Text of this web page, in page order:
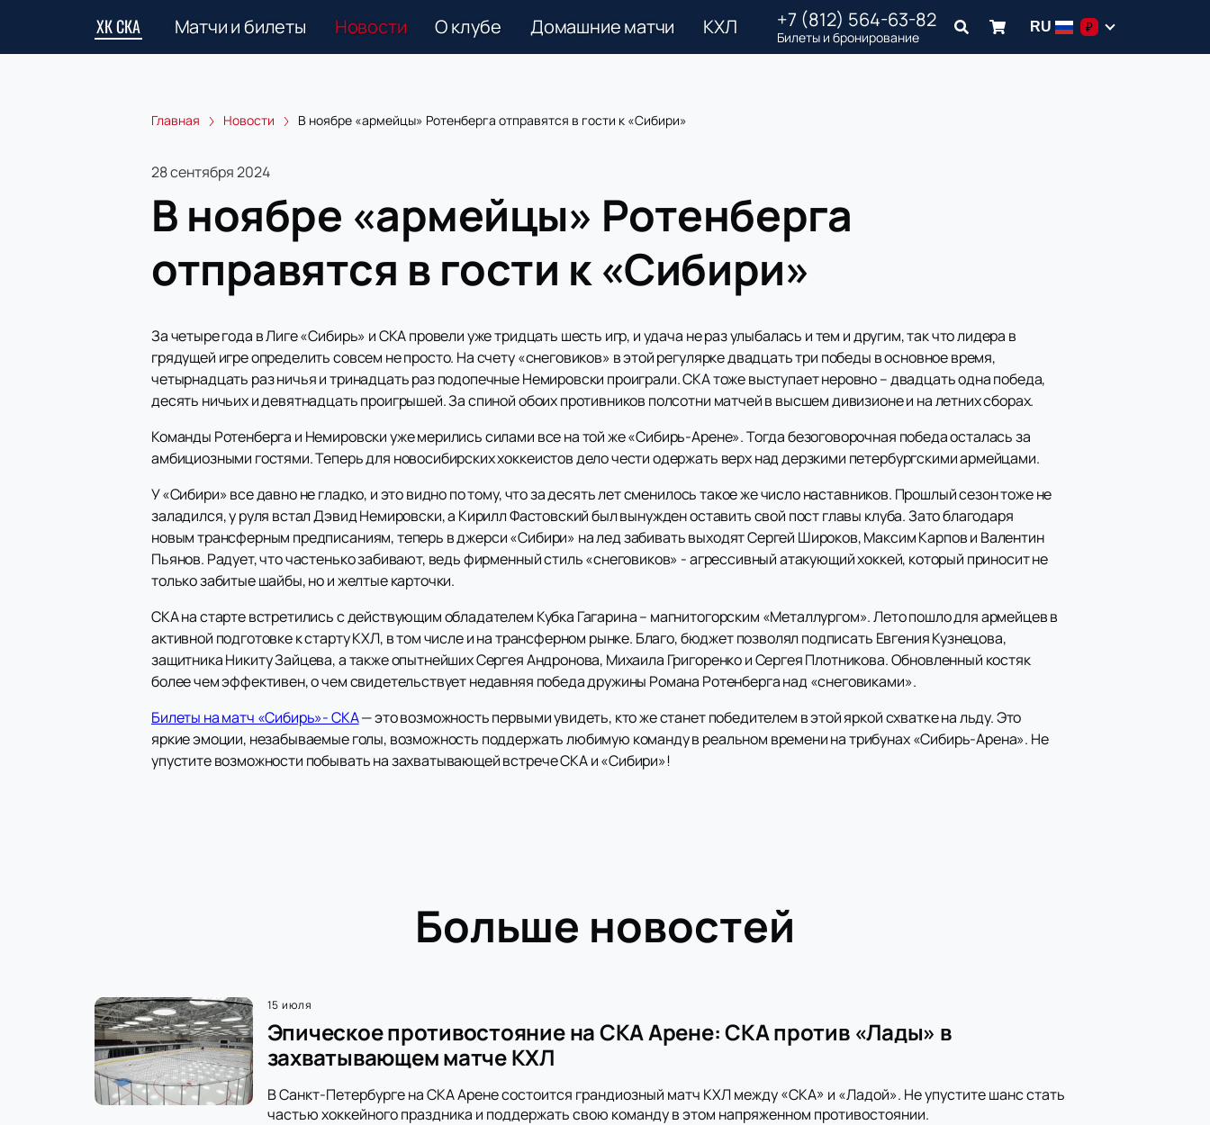
ХК СКА Матчи и билеты Новости О клубе Домашние матчи КХЛ +7 (812) 564-63-82
Билеты и бронирование
RU ₽
Главная Новости В ноябре «армейцы» Ротенберга отправятся в гости к «Сибири»
28 сентября 2024
В ноябре «армейцы» Ротенберга
отправятся в гости к «Сибири»
За четыре года в Лиге «Сибирь» и СКА провели уже тридцать шесть игр, и удача не раз улыбалась и тем и другим, так что лидера в
грядущей игре определить совсем не просто. На счету «снеговиков» в этой регулярке двадцать три победы в основное время,
четырнадцать раз ничья и тринадцать раз подопечные Немировски проиграли. СКА тоже выступает неровно – двадцать одна победа,
десять ничьих и девятнадцать проигрышей. За спиной обоих противников полсотни матчей в высшем дивизионе и на летних сборах.
Команды Ротенберга и Немировски уже мерились силами все на той же «Сибирь-Арене». Тогда безоговорочная победа осталась за
амбициозными гостями. Теперь для новосибирских хоккеистов дело чести одержать верх над дерзкими петербургскими армейцами.
У «Сибири» все давно не гладко, и это видно по тому, что за десять лет сменилось такое же число наставников. Прошлый сезон тоже не
заладился, у руля встал Дэвид Немировски, а Кирилл Фастовский был вынужден оставить свой пост главы клуба. Зато благодаря
новым трансферным предписаниям, теперь в джерси «Сибири» на лед забивать выходят Сергей Широков, Максим Карпов и Валентин
Пьянов. Радует, что частенько забивают, ведь фирменный стиль «снеговиков» - агрессивный атакующий хоккей, который приносит не
только забитые шайбы, но и желтые карточки.
СКА на старте встретились с действующим обладателем Кубка Гагарина – магнитогорским «Металлургом». Лето пошло для армейцев в
активной подготовке к старту КХЛ, в том числе и на трансферном рынке. Благо, бюджет позволял подписать Евгения Кузнецова,
защитника Никиту Зайцева, а также опытнейших Сергея Андронова, Михаила Григоренко и Сергея Плотникова. Обновленный костяк
более чем эффективен, о чем свидетельствует недавняя победа дружины Романа Ротенберга над «снеговиками».
Билеты на матч «Сибирь»- СКА— это возможность первыми увидеть, кто же станет победителем в этой яркой схватке на льду. Это
яркие эмоции, незабываемые голы, возможность поддержать любимую команду в реальном времени на трибунах «Сибирь-Арена». Не
упустите возможности побывать на захватывающей встрече СКА и «Сибири»!
Больше новостей
15 июля
Эпическое противостояние на СКА Арене: СКА против «Лады» в
захватывающем матче КХЛ
В Санкт-Петербурге на СКА Арене состоится грандиозный матч КХЛ между «СКА» и «Ладой». Не упустите шанс стать
частью хоккейного праздника и поддержать свою команду в этом напряженном противостоянии.